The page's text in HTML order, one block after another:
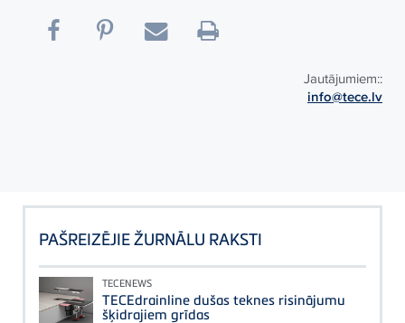
Jautājumiem::
info@tece.lv
PAŠREIZĒJIE ŽURNĀLU RAKSTI
TECENEWS
TECEdrainline dušas teknes risinājumu
šķidrajiem grīdas